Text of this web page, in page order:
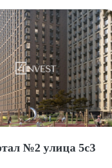
№2 улица 5с3